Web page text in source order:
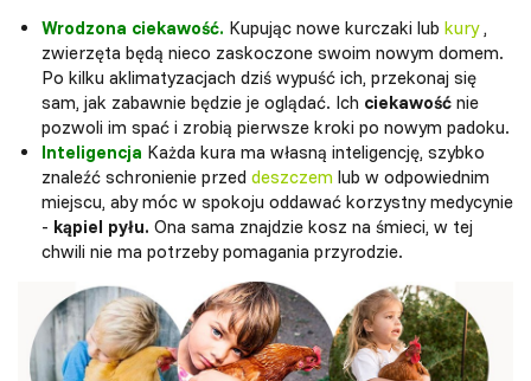
Wrodzona ciekawość. Kupując nowe kurczaki lub kury,
zwierzęta będą nieco zaskoczone swoim nowym domem.
Po kilku aklimatyzacjach dziś wypuść ich, przekonaj się
sam, jak zabawnie będzie je oglądać. Ich ciekawość nie
pozwoli im spać i zrobią pierwsze kroki po nowym padoku.
Inteligencja Każda kura ma własną inteligencję, szybko
znaleźć schronienie przed deszczem lub w odpowiednim
miejscu, aby móc w spokoju oddawać korzystny medycynie
- kąpiel pyłu. Ona sama znajdzie kosz na śmieci, w tej
chwili nie ma potrzeby pomagania przyrodzie.